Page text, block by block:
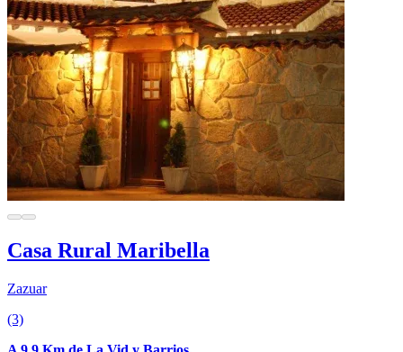
Casa Rural Maribella
Zazuar
(3)